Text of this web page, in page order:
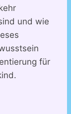
und wie
für